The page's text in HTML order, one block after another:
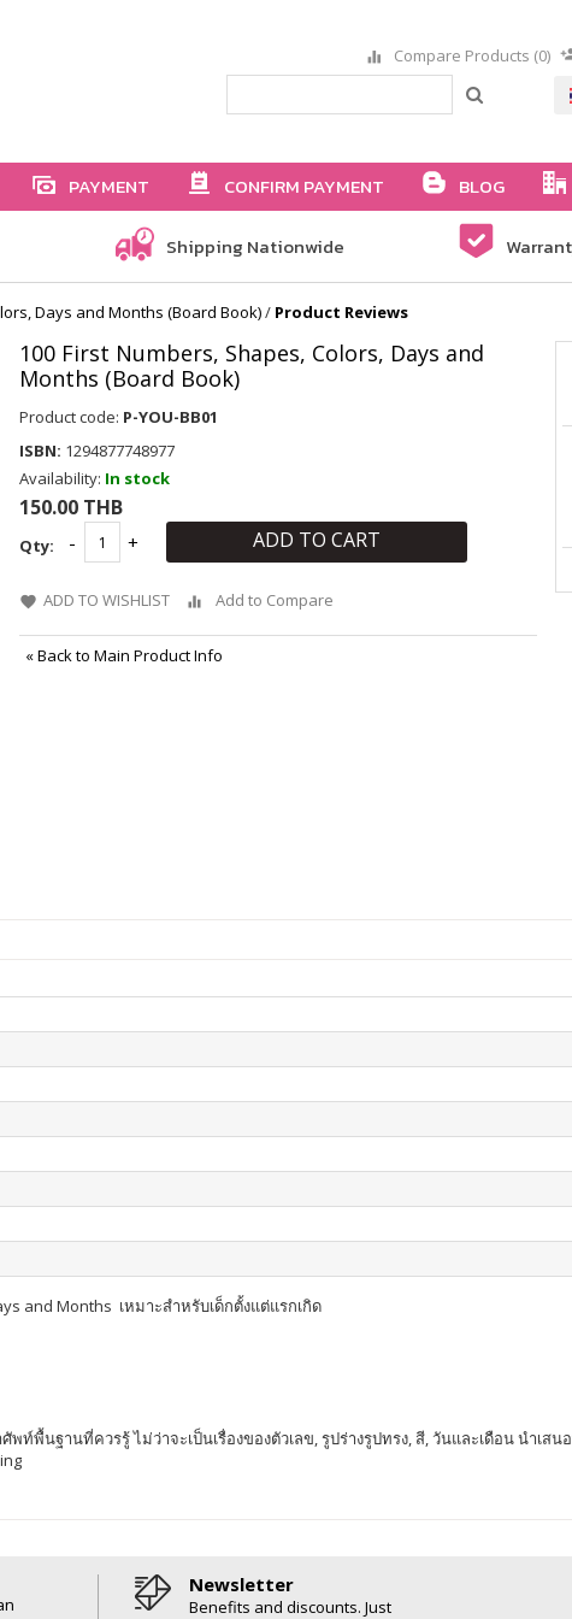
Compare Products (0)
PAYMENT CONFIRM PAYMENT BLOG
Shipping Nationwide
Days and Months (Board Book)/ Product Reviews
100 First Numbers, Shapes, Colors, Days and
Months (Board Book)
Product code: P-YOU-BB01
ISBN: 1294877748977
Availability: In stock
150.00 THB
Qty: ADD TO CART
ADD TO WISHLIST Add to Compare
«Back to Main Product Info
and Months เหมาะสำหรับเด็กตั้งแต่แรกเกิด
ท์พื้นฐานที่ควรรู้ ไม่ว่าจะเป็นเรื่องของตัวเลข, รูปร่างรูปทรง, สี, วันและเดือน นำเส
Newsletter
Benefits and discounts. Just